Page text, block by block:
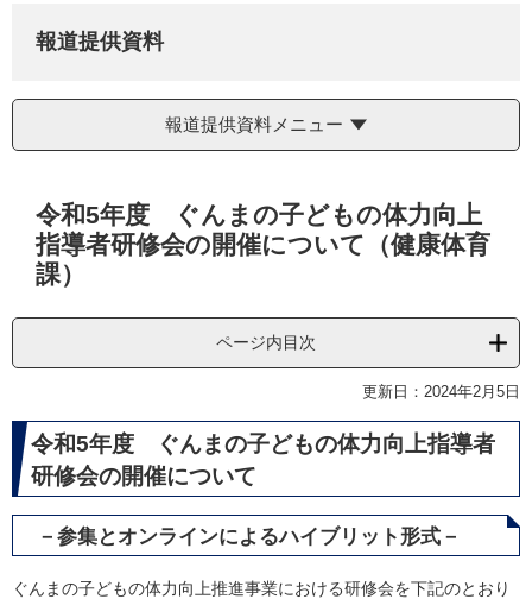
報道提供資料
報道提供資料メニュー
令和5年度 ぐんまの子どもの体力向上
指導者研修会の開催について（健康体育
課）
ページ内目次
更新日：2024年2月5日
令和5年度 ぐんまの子どもの体力向上指導者
研修会の開催について
－参集とオンラインによるハイブリット形式－
ぐんまの子どもの体力向上推進事業における研修会を下記のとおり